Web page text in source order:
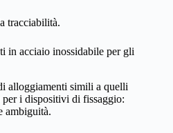
tracciabilità.
in acciaio inossidabile per gli
alloggiamenti simili a quelli
i dispositivi di fissaggio:
ambiguità.